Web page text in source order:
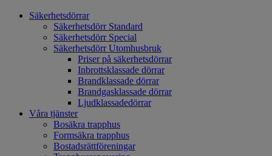
Säkerhetsdörrar
Säkerhetsdörr Standard
Säkerhetsdörr Special
Säkerhetsdörr Utomhusbruk
Priser på säkerhetsdörrar
Inbrottsklassade dörrar
Brandklassade dörrar
Brandgasklassade dörrar
Ljudklassadedörrar
Våra tjänster
Bosäkra trapphus
Formsäkra trapphus
Bostadsrättföreningar